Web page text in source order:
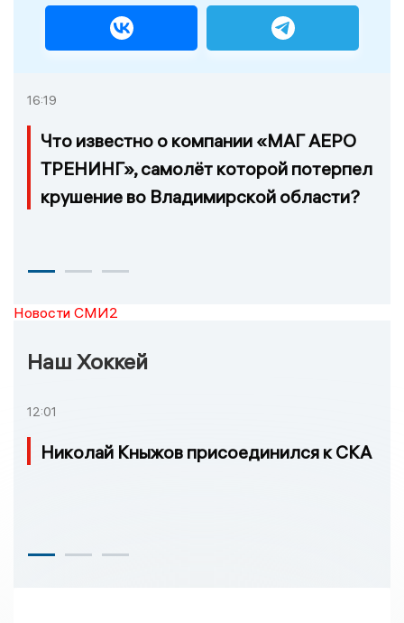
16:19
Что известно о компании «МАГ АЕРО
ТРЕНИНГ», самолёт которой потерпел
крушение во Владимирской области?
Новости СМИ2
Наш Хоккей
12:01
Николай Кныжов присоединился к СКА